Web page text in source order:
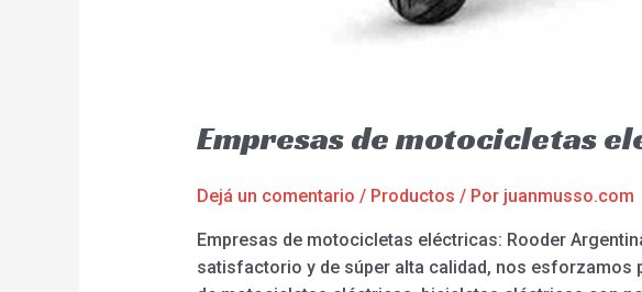
Empresas de motocicletas
Dejá un comentario / Productos / Por juanmusso.com
Empresas de motocicletas eléctricas: Rooder
satisfactorio y de súper alta calidad, nos esforzamos